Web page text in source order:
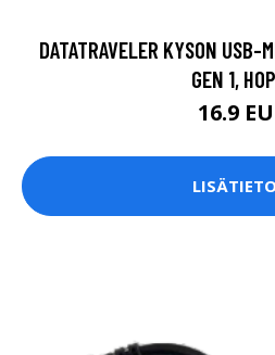
DATATRAVELER KYSON USB-
GEN 1,
16.9